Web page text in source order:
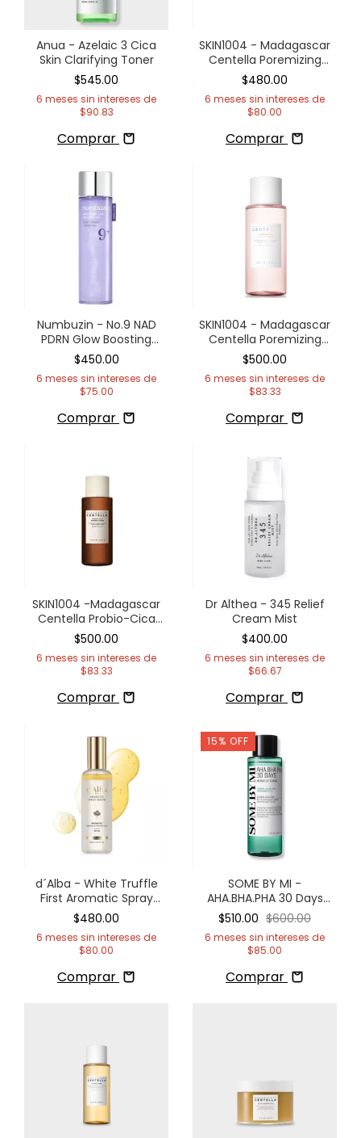
Anua - Azelaic 3 Cica
Skin Clarifying Toner
$545.00
6 meses sin intereses de
$90.83
Comprar
SKIN1004 - Madagascar
Centella Poremizing
Clear Ampoule Pad
$480.00
6 meses sin intereses de
$80.00
Comprar
Numbuzin - No.9 NAD
PDRN Glow Boosting
Toner
$450.00
6 meses sin intereses de
$75.00
Comprar
SKIN1004 - Madagascar
Centella Poremizing
Clear Toner
$500.00
6 meses sin intereses de
$83.33
Comprar
SKIN1004 -Madagascar
Centella Probio-Cica
Essence Toner
$500.00
6 meses sin intereses de
$83.33
Comprar
Dr Althea - 345 Relief
Cream Mist
$400.00
6 meses sin intereses de
$66.67
Comprar
d´Alba - White Truffle
First Aromatic Spray
Serum
$480.00
6 meses sin intereses de
$80.00
Comprar
15% OFF
SOME BY MI -
AHA.BHA.PHA 30 Days
Miracle Toner
$510.00 $600.00
6 meses sin intereses de
$85.00
Comprar